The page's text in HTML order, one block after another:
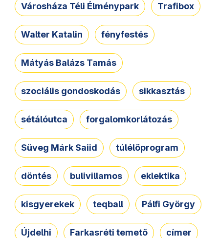
Városháza Téli Élménypark Trafibox
Walter Katalin fényfestés
Mátyás Balázs Tamás
szociális gondoskodás sikkasztás
sétálóutca forgalomkorlátozás
Süveg Márk Saiid túlélőprogram
döntés bulivillamos eklektika
kisgyerekek teqball Pálfi György
Újdelhi Farkasréti temető címer